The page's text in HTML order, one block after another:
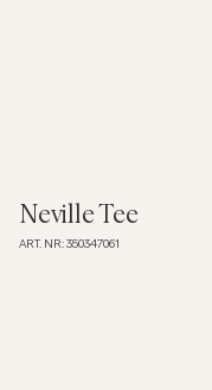
Skjortor
Neville Tee
ART. NR: 350347061